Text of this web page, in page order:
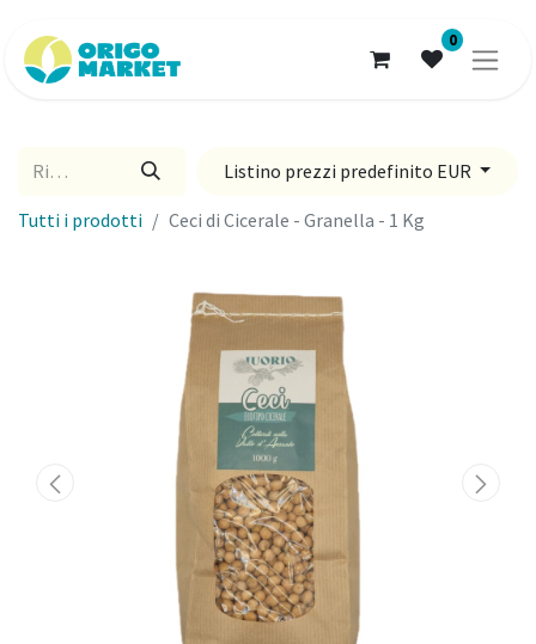
0
Listino prezzi predefinito EUR
Tutti i prodotti Ceci di Cicerale - Granella - 1 Kg